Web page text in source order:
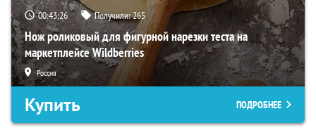
00:43:25 Получили:265
Нож роликовый для фигурной нарезки теста на
маркетплейсе Wildberries
Россия
Купить ПОДРОБНЕЕ